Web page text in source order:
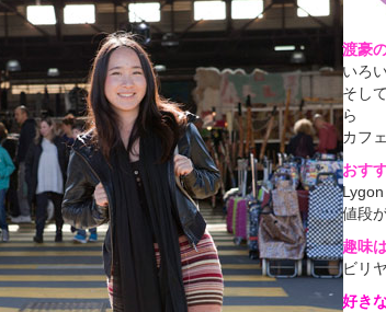
渡豪
いろ
そし
ら
カフ
おす
値段
趣味
ビリ
好き